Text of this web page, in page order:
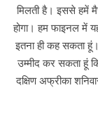
मिलती है। इससे हमें
होगा। हम फाइनल में
इतना ही कह सकता
उम्मीद कर सकता हूं
दक्षिण अफ्रीका